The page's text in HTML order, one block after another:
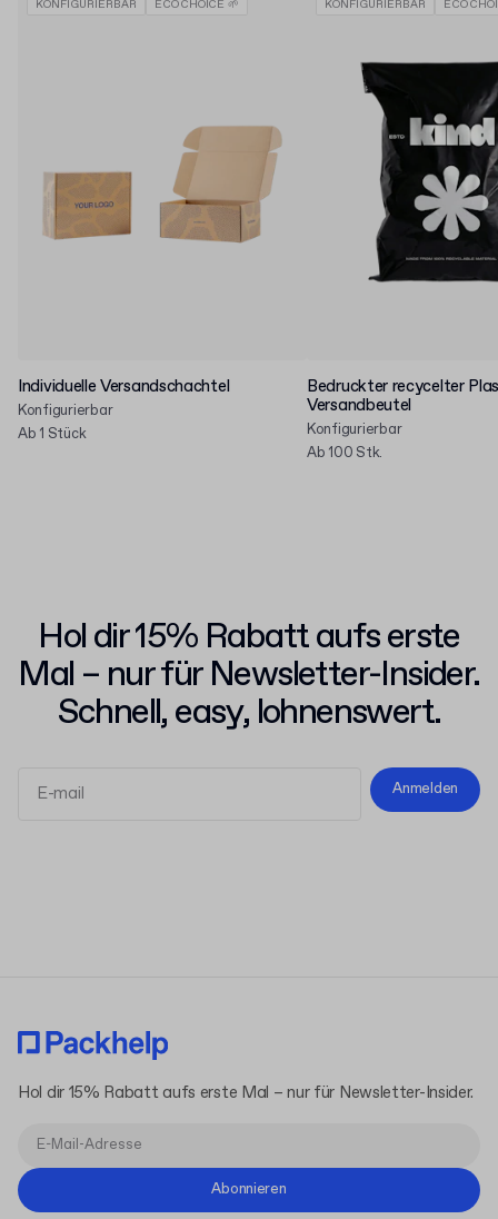
KONFIGURIERBAR ECO CHOICE 🌱
Individuelle Versandschachtel
Konfigurierbar
Ab 1 Stück
KONFIGURIERBAR ECO
Bedruckter recycelter
Versandbeutel
Konfigurierbar
Ab 100 Stk.
Hol dir 15% Rabatt aufs erste
Mal – nur für Newsletter-Insider.
Schnell, easy, lohnenswert.
Anmelden
Hol dir 15% Rabatt aufs erste Mal – nur für Newsletter-Insider.
Abonnieren